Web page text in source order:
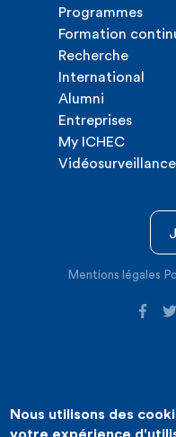
Programmes
Formation
Recherche
International
Alumni
Entreprises
My ICHEC
Vidéosurveillance
Mentions légales
©2026 ICHEC |
Nous utilisons des